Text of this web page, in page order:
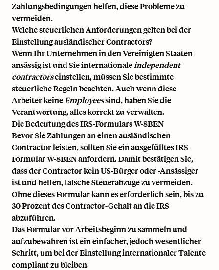
Zahlungsbedingungen helfen, diese Probleme zu
vermeiden.
Welche steuerlichen Anforderungen gelten bei der
Einstellung ausländischer Contractors?
Wenn Ihr Unternehmen in den Vereinigten Staaten
ansässig ist und Sie internationaleindependent
contractorseinstellen, müssen Sie bestimmte
steuerliche Regeln beachten. Auch wenn diese
Arbeiter keine Employeessind, haben Sie die
Verantwortung, alles korrekt zu verwalten.
Die Bedeutung des IRS-Formulars W-8BEN
Bevor Sie Zahlungen an einen ausländischen
Contractor leisten, sollten Sie ein ausgefülltes IRS-
Formular W-8BEN anfordern. Damit bestätigen Sie,
dass der Contractor kein US-Bürger oder -Ansässiger
ist und helfen, falsche Steuerabzüge zu vermeiden.
Ohne dieses Formular kann es erforderlich sein, bis zu
30 Prozent des Contractor-Gehalt an die IRS
abzuführen.
Das Formular vor Arbeitsbeginn zu sammeln und
aufzubewahren ist ein einfacher, jedoch wesentlicher
Schritt, um bei der Einstellung internationaler Talente
compliant zu bleiben.